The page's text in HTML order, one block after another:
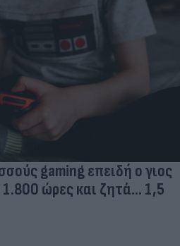
gaming επειδή ο γιος
ώρες και ζητά... 1,5